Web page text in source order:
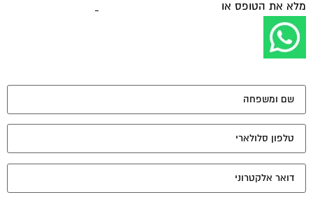
מאשר את תנאי הפרטיות